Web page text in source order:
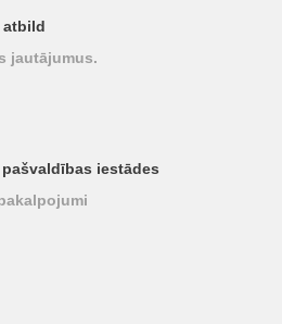
atbild
jautājumus.
iestādes